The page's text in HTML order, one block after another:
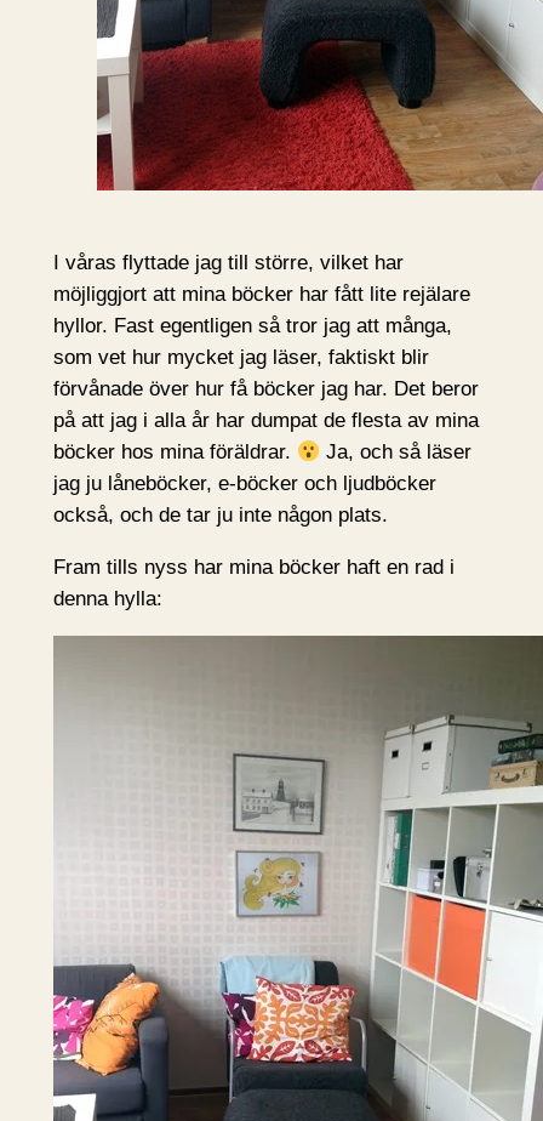
I våras flyttade jag till större, vilket har
möjliggjort att mina böcker har fått lite rejälare
hyllor. Fast egentligen så tror jag att många,
som vet hur mycket jag läser, faktiskt blir
förvånade över hur få böcker jag har. Det beror
på att jag i alla år har dumpat de flesta av mina
böcker hos mina föräldrar.
Ja, och så läser
jag ju låneböcker, e-böcker och ljudböcker
också, och de tar ju inte någon plats.
Fram tills nyss har mina böcker haft en rad i
denna hylla: